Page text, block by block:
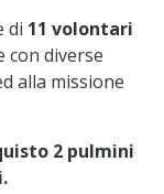
di 11 volontari
con diverse
alla missione
2 pulmini